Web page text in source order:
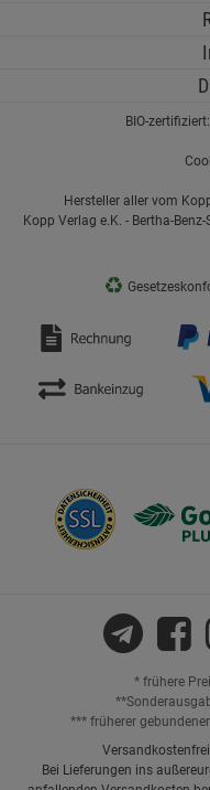
BIO-
Hersteller aller vom
Kopp Verlag e.K. - Bertha-
♻
* frühere
*** früherer
Bei Lieferungen ins